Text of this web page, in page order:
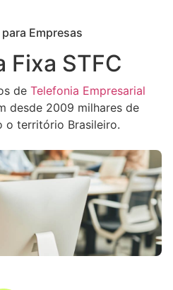
Empresas
Fixa STFC
de Telefonia Empresarial
desde 2009 milhares de
o território Brasileiro.